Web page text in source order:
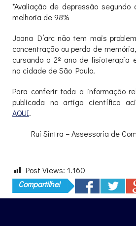
*Avaliação de depressão
melhoria de 98%
Joana D’arc não tem mais
concentração ou perda de
cursando o 2º ano de fisioterapia
na cidade de São Paulo.
Para conferir toda a informação
publicada no artigo científico
AQUI.
Rui Sintra – Assessoria de
Post Views: 1.160
Compartilhe!